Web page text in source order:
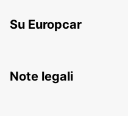
Su Europcar
Note legali